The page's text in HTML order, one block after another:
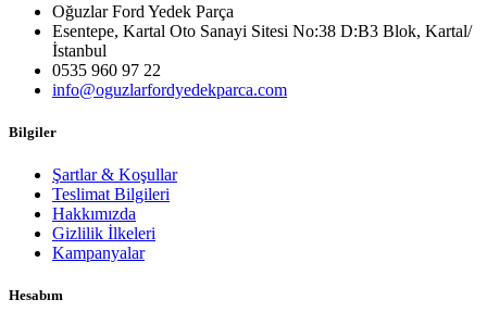
Oğuzlar Ford Yedek Parça
Esentepe, Kartal Oto Sanayi Sitesi No:38 D:B3 Blok, Kartal/
İstanbul
0535 960 97 22
info@oguzlarfordyedekparca.com
Bilgiler
Şartlar & Koşullar
Teslimat Bilgileri
Hakkımızda
Gizlilik İlkeleri
Kampanyalar
Hesabım